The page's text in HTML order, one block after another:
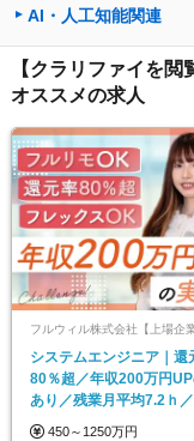
AI・人工知能関連
【クラリファイを閲
オススメの求人
システムエンジニア｜還
80％超／年収200万円
あり／残業月平均7.2ｈ
択制（常時2万件）
450～1250万円